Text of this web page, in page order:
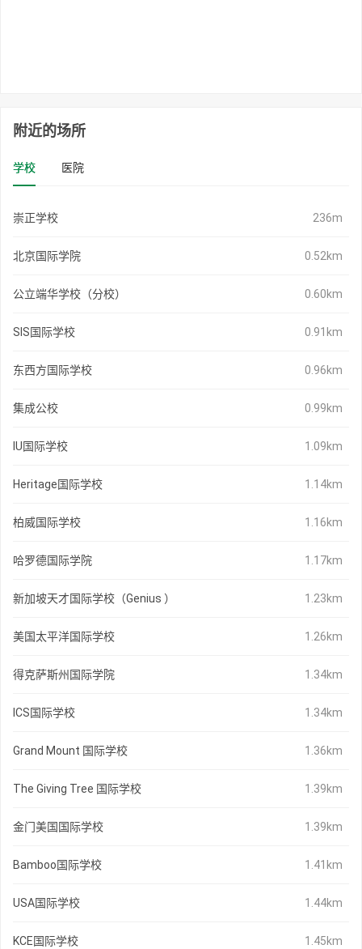
附近的场所
学校 医院
崇正学校 236m
北京国际学院 0.52km
公立端华学校（分校） 0.60km
SIS国际学校 0.91km
东西方国际学校 0.96km
集成公校 0.99km
IU国际学校 1.09km
Heritage国际学校 1.14km
柏威国际学校 1.16km
哈罗德国际学院 1.17km
新加坡天才国际学校（Genius ） 1.23km
美国太平洋国际学校 1.26km
得克萨斯州国际学院 1.34km
ICS国际学校 1.34km
Grand Mount 国际学校 1.36km
The Giving Tree 国际学校 1.39km
金门美国国际学校 1.39km
Bamboo国际学校 1.41km
USA国际学校 1.44km
KCE国际学校 1.45km